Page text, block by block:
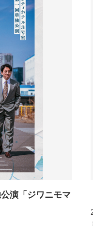
演「ジワニモマ